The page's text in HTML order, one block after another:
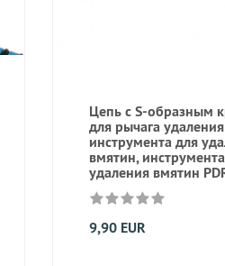
Цепь с S-образным
для рычага
инструмента для
вмятин,
удаления вмятин
9,90 EUR